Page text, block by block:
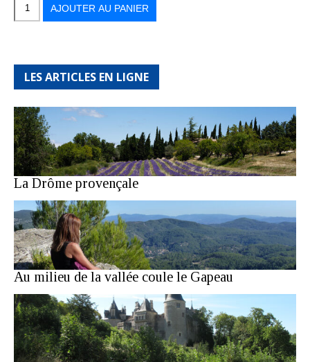
L'Estérel,
morceau AJOUTER AU PANIER
LES ARTICLES EN LIGNE
La Drôme provençale
Au milieu de la vallée coule le Gapeau